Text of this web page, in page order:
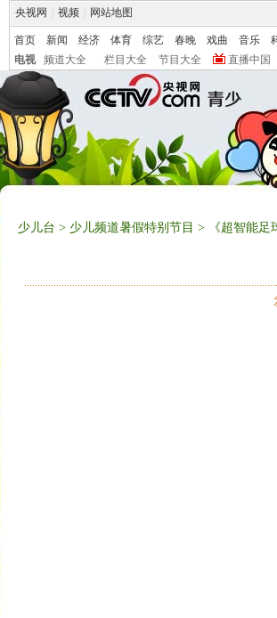
央视网 视频 网站地图
首页 新闻 经济 体育 综艺 春晚 戏曲 音乐
电视
频道大全 栏目大全 节目大全 直播中国
少儿台 > 少儿频道暑假特别节目 > 《超智能足